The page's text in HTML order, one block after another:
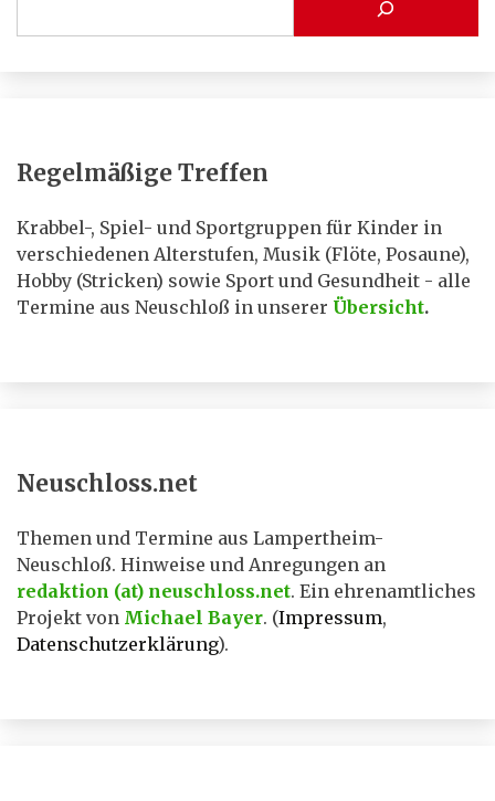
Regelmäßige Treffen
Krabbel-, Spiel- und Sportgruppen für Kinder in
verschiedenen Alterstufen, Musik (Flöte, Posaune),
Hobby (Stricken) sowie Sport und Gesundheit - alle
Termine aus Neuschloß in unserer Übersicht.
Neuschloss.net
Themen und Termine aus Lampertheim-
Neuschloß. Hinweise und Anregungen an
redaktion (at) neuschloss.net. Ein ehrenamtliches
Projekt von Michael Bayer. (Impressum,
Datenschutzerklärung).